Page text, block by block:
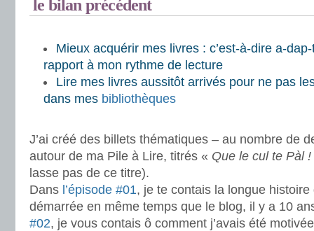
le bilan précédent
Mieux acquérir mes livres : c’est-à-dire a-
rapport à mon rythme de lecture
Lire mes livres aussitôt arrivés pour ne pas
dans mes bibliothèques
J’ai créé des billets thématiques – au nombre de
autour de ma Pile à Lire, titrés « Que le cul te Pàl !
lasse pas de ce titre).
Dans l’épisode #01, je te contais la longue
démarrée en même temps que le blog, il y a 10
#02, je vous contais ô comment j’avais été